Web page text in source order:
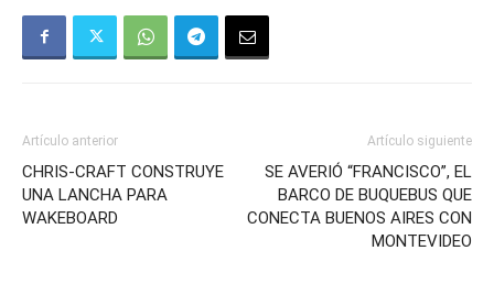
Artículo anterior
CHRIS-CRAFT CONSTRUYE
UNA LANCHA PARA
WAKEBOARD
Artículo siguiente
SE AVERIÓ “FRANCISCO”, EL
BARCO DE BUQUEBUS QUE
CONECTA BUENOS AIRES CON
MONTEVIDEO